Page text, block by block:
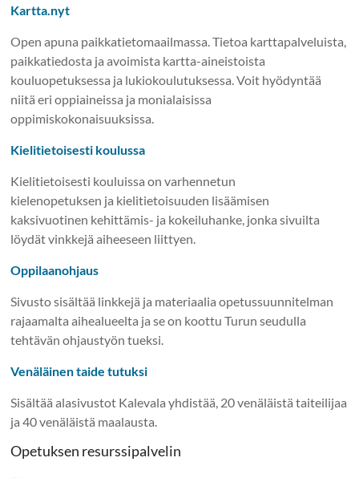
Kartta.nyt
Open apuna paikkatietomaailmassa. Tietoa karttapalveluista,
paikkatiedosta ja avoimista kartta-aineistoista
kouluopetuksessa ja lukiokoulutuksessa. Voit hyödyntää
niitä eri oppiaineissa ja monialaisissa
oppimiskokonaisuuksissa.
Kielitietoisesti koulussa
Kielitietoisesti kouluissa on varhennetun
kielenopetuksen ja kielitietoisuuden lisäämisen
kaksivuotinen kehittämis- ja kokeiluhanke, jonka sivuilta
löydät vinkkejä aiheeseen liittyen.
Oppilaanohjaus
Sivusto sisältää linkkejä ja materiaalia opetussuunnitelman
rajaamalta aihealueelta ja se on koottu Turun seudulla
tehtävän ohjaustyön tueksi.
Venäläinen taide tutuksi
Sisältää alasivustot Kalevala yhdistää, 20 venäläistä taiteilijaa
ja 40 venäläistä maalausta.
Opetuksen resurssipalvelin